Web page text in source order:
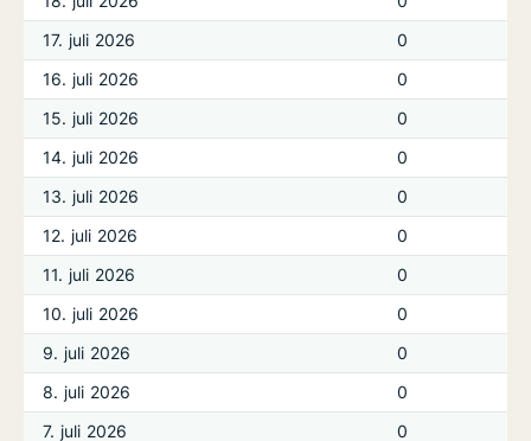
17. juli 2026
0
16. juli 2026
0
15. juli 2026
0
14. juli 2026
0
13. juli 2026
0
12. juli 2026
0
11. juli 2026
0
10. juli 2026
0
9. juli 2026
0
8. juli 2026
0
7. juli 2026
0